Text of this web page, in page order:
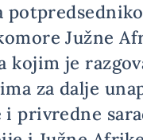
Južne
kojim je
za dalje
i privredne